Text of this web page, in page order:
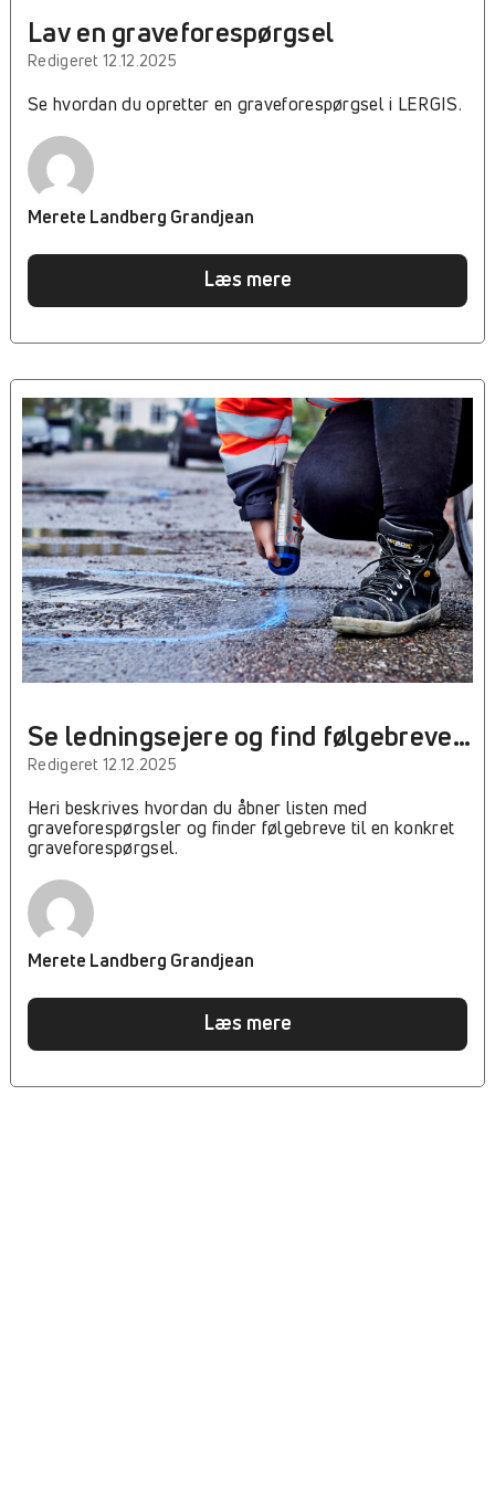
Lav en graveforespørgsel
Redigeret 12.12.2025
Se hvordan du opretter en graveforespørgsel i LERGIS.
Merete Landberg Grandjean
Læs mere
Se ledningsejere og find følgebreve
til en graveforespørgsel i LERGIS™
Redigeret 12.12.2025
Heri beskrives hvordan du åbner listen med
graveforespørgsler og finder følgebreve til en konkret
graveforespørgsel.
Merete Landberg Grandjean
Læs mere